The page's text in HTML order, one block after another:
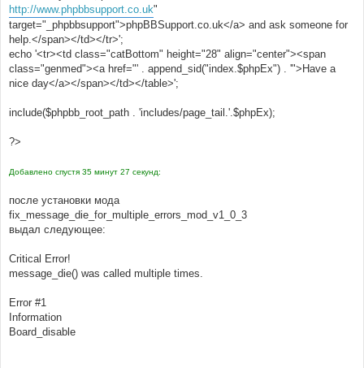
http://www.phpbbsupport.co.uk"
target="_phpbbsupport">phpBBSupport.co.uk</a> and ask someone for
help.</span></td></tr>';
echo '<tr><td class="catBottom" height="28" align="center"><span
class="genmed"><a href="' . append_sid("index.$phpEx") . '">Have a
nice day</a></span></td></table>';
include($phpbb_root_path . 'includes/page_tail.'.$phpEx);
?>
Добавлено спустя 35 минут 27 секунд:
после установки мода
fix_message_die_for_multiple_errors_mod_v1_0_3
выдал следующее:
Critical Error!
message_die() was called multiple times.
Error #1
Information
Board_disable